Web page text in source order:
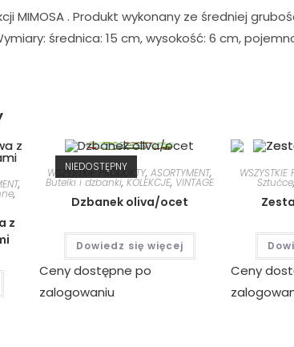
MIMOSA . Produkt wykonany ze średniej
średnica: 15 cm, wysokość: 6 cm,
,
,
z
NIEDOSTĘPNY
WSZYSTKIE PRODUKTY,ASORTYMENT,
Butelki i dzbanki,KOLEKCJE, VINTAGE
Dzbanek oliva/ocet
Dowiedz się więcej
Ceny dostępne po
zalogowaniu
WSZYSTKIE
Sztućce
Ceny